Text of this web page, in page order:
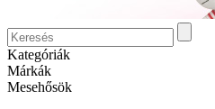
Kategóriák
Márkák
Mesehősök